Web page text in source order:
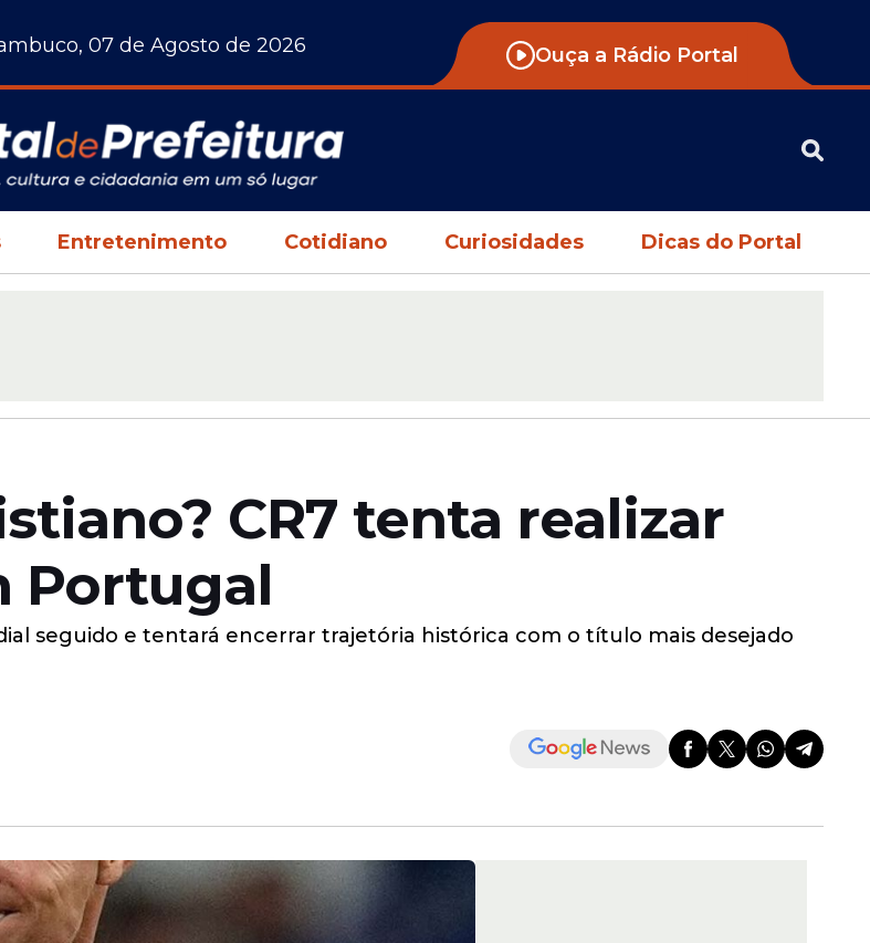
07 de Agosto de 2026 Ouça a Rádio Portal
Entretenimento Cotidiano Curiosidades Dicas do Portal
CR7 tenta realizar
Portugal
seguido e tentará encerrar trajetória histórica com o título mais desejado